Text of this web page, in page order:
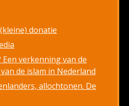
donatie
Een verkenning van de
de islam in Nederland
allochtonen. De